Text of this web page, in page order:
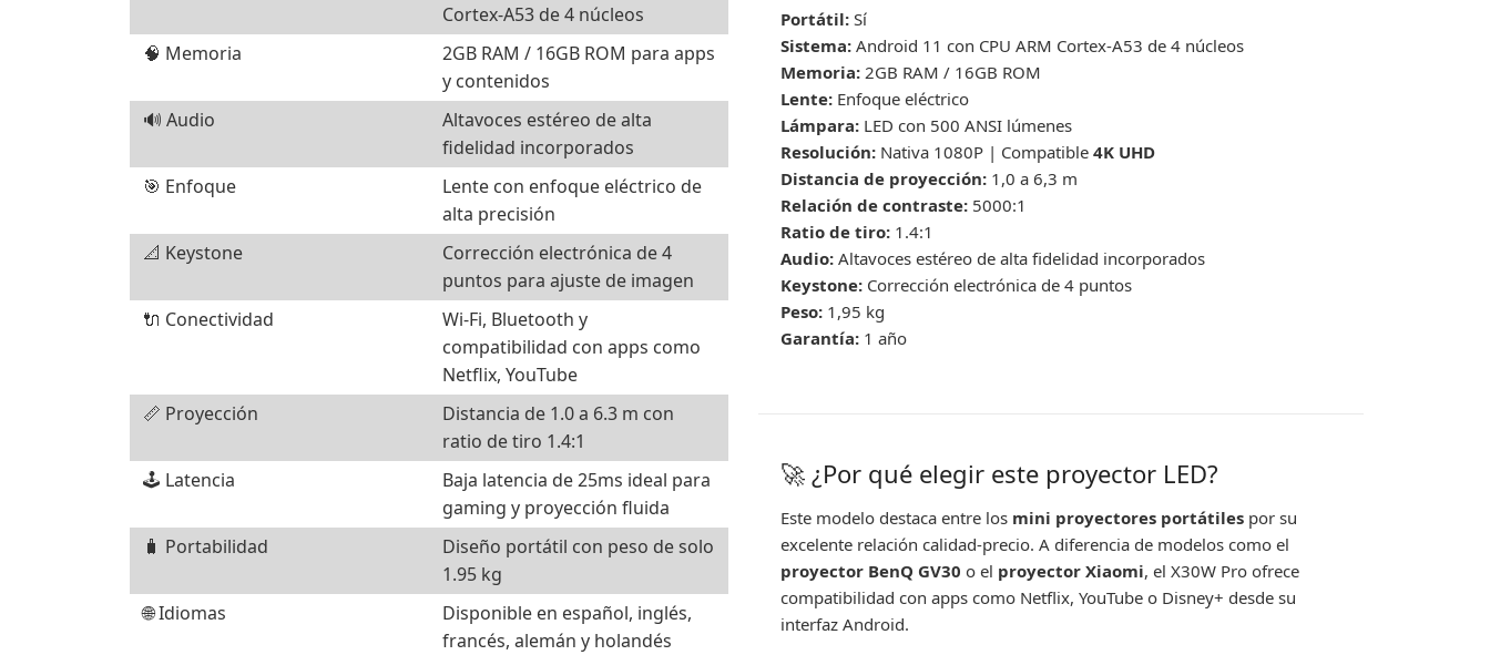
Cortex-A53 de 4 núcleos
🧠 Memoria
2GB RAM / 16GB ROM para apps
y contenidos
🔊 Audio
Altavoces estéreo de alta
fidelidad incorporados
🎯 Enfoque
Lente con enfoque eléctrico de
alta precisión
📐 Keystone
Corrección electrónica de 4
puntos para ajuste de imagen
🔌 Conectividad
Wi-Fi, Bluetooth y
compatibilidad con apps como
Netflix, YouTube
📏 Proyección
Distancia de 1.0 a 6.3 m con
ratio de tiro 1.4:1
🕹️ Latencia
Baja latencia de 25ms ideal para
gaming y proyección fluida
🧳 Portabilidad
Diseño portátil con peso de solo
1.95 kg
🌐 Idiomas
Disponible en español, inglés,
francés, alemán y holandés
Portátil: Sí
Sistema: Android 11 con CPU ARM Cortex-A53 de 4 núcleos
Memoria: 2GB RAM / 16GB ROM
Lente: Enfoque eléctrico
Lámpara: LED con 500 ANSI lúmenes
Resolución: Nativa 1080P | Compatible 4K UHD
Distancia de proyección: 1,0 a 6,3 m
Relación de contraste: 5000:1
Ratio de tiro: 1.4:1
Audio: Altavoces estéreo de alta fidelidad incorporados
Keystone: Corrección electrónica de 4 puntos
Peso: 1,95 kg
Garantía: 1 año
🚀 ¿Por qué elegir este proyector LED?
Este modelo destaca entre los mini proyectores portátiles por su
excelente relación calidad-precio. A diferencia de modelos como el
proyector BenQ GV30 o el proyector Xiaomi, el X30W Pro ofrece
compatibilidad con apps como Netflix, YouTube o Disney+ desde su
interfaz Android.